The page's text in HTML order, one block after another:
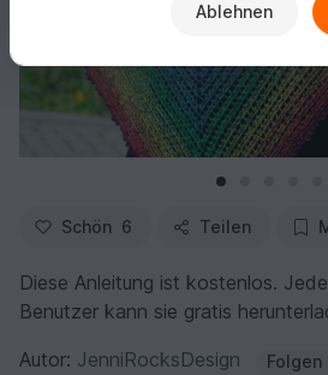
Schön 6 Teilen
Diese Anleitung ist kostenlos.
Benutzer kann sie gratis
Autor: JenniRocksDesign Folgen
Ablehnen